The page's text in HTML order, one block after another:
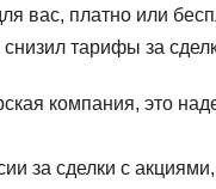
вас, платно или
тарифы за
компания, это
за сделки с